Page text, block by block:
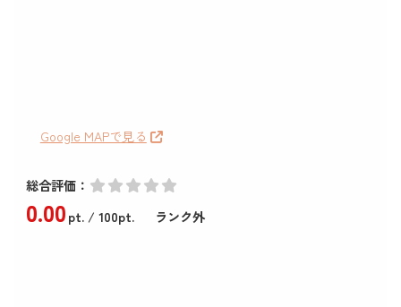
Google MAPで見る
総合評価：
0.00pt./ 100pt. ランク外